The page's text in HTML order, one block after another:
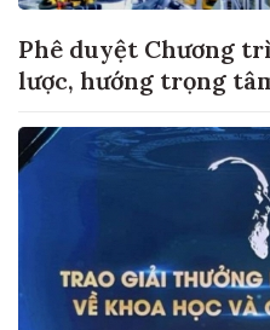
Phê duyệt Chương
lược, hướng trọng